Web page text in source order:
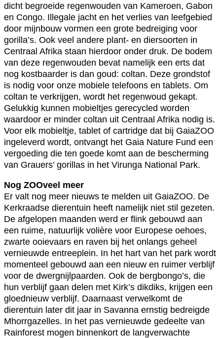
dicht begroeide regenwouden van Kameroen, Gabon
en Congo. Illegale jacht en het verlies van leefgebied
door mijnbouw vormen een grote bedreiging voor
gorilla’s. Ook veel andere plant- en diersoorten in
Centraal Afrika staan hierdoor onder druk. De bodem
van deze regenwouden bevat namelijk een erts dat
nog kostbaarder is dan goud: coltan. Deze grondstof
is nodig voor onze mobiele telefoons en tablets. Om
coltan te verkrijgen, wordt het regenwoud gekapt.
Gelukkig kunnen mobieltjes gerecycled worden
waardoor er minder coltan uit Centraal Afrika nodig is.
Voor elk mobieltje, tablet of cartridge dat bij GaiaZOO
ingeleverd wordt, ontvangt het Gaia Nature Fund een
vergoeding die ten goede komt aan de bescherming
van Grauers’ gorillas in het Virunga National Park.
Nog ZOOveel meer
Er valt nog meer nieuws te melden uit GaiaZOO. De
Kerkraadse dierentuin heeft namelijk niet stil gezeten.
De afgelopen maanden werd er flink gebouwd aan
een ruime, natuurlijk volière voor Europese oehoes,
zwarte ooievaars en raven bij het onlangs geheel
vernieuwde entreeplein. In het hart van het park wordt
momenteel gebouwd aan een nieuw en ruimer verblijf
voor de dwergnijlpaarden. Ook de bergbongo’s, die
hun verblijf gaan delen met Kirk’s dikdiks, krijgen een
gloednieuw verblijf. Daarnaast verwelkomt de
dierentuin later dit jaar in Savanna ernstig bedreigde
Mhorrgazelles. In het pas vernieuwde gedeelte van
Rainforest mogen binnenkort de langverwachte